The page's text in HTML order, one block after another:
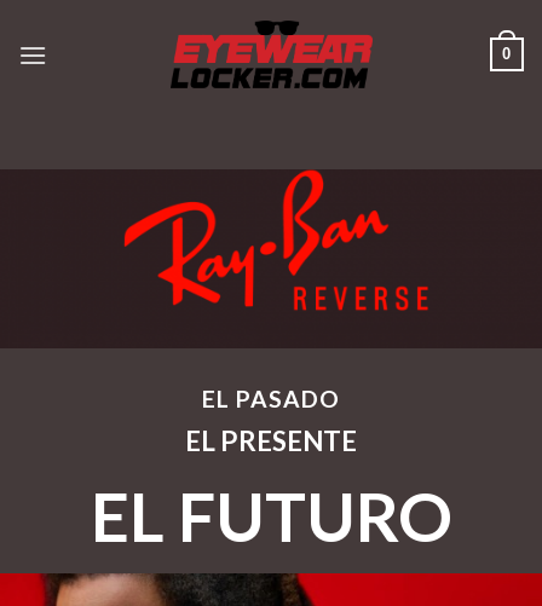
0
EL PASADO
EL PRESENTE
EL FUTURO